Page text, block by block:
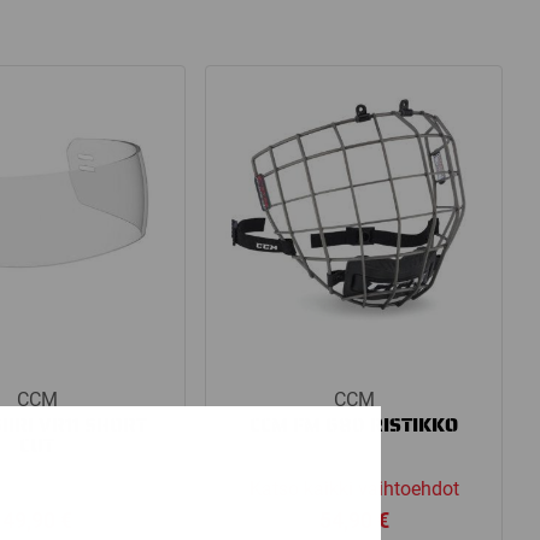
CCM CCM
CCM FM 680 RISTIKKO
Katso kaikki vaihtoehdot
€